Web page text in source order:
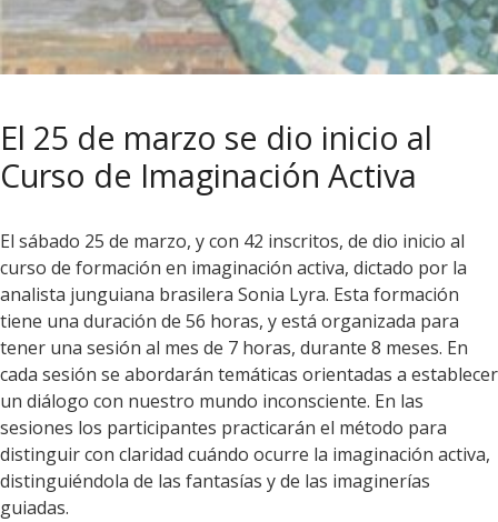
El 25 de marzo se dio inicio al
Curso de Imaginación Activa
El sábado 25 de marzo, y con 42 inscritos, de dio inicio al
curso de formación en imaginación activa, dictado por la
analista junguiana brasilera Sonia Lyra. Esta formación
tiene una duración de 56 horas, y está organizada para
tener una sesión al mes de 7 horas, durante 8 meses. En
cada sesión se abordarán temáticas orientadas a establecer
un diálogo con nuestro mundo inconsciente. En las
sesiones los participantes practicarán el método para
distinguir con claridad cuándo ocurre la imaginación activa,
distinguiéndola de las fantasías y de las imaginerías
guiadas.